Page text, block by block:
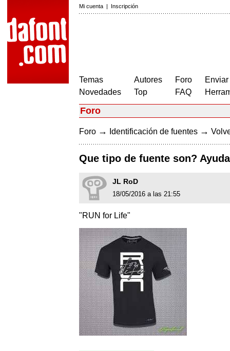
Mi cuenta | Inscripción
Temas
Novedades
Autores
Top
Foro
FAQ
Foro
Foro → Identificación de fuentes →
Que tipo de fuente son?
JL RoD
18/05/2016 a las 21:55
"RUN for Life"